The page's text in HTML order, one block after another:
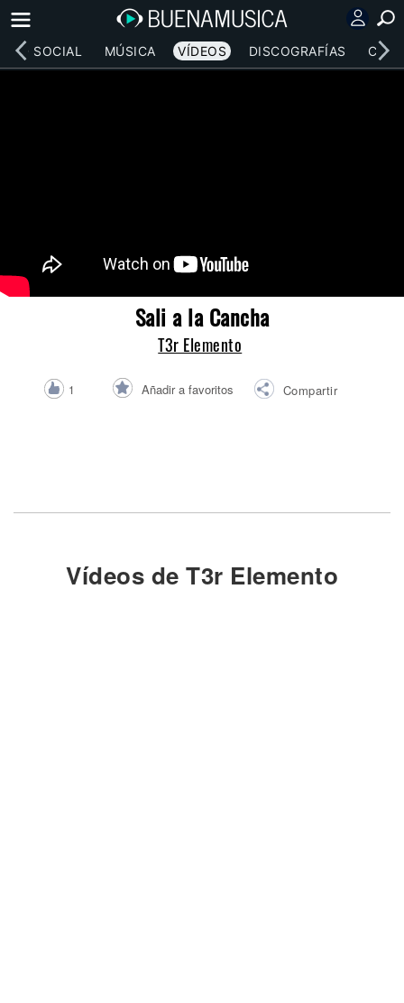
RED SOCIAL MÚSICA VÍDEOS DISCOGRAFÍAS
Sali a la Cancha
T3r Elemento
1 Añadir a favoritos Compartir
Vídeos de T3r Elemento